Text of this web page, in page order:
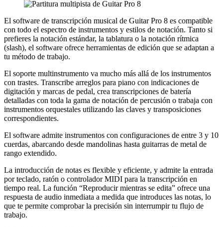
El software de transcripción musical de Guitar Pro 8 es compatible
con todo el espectro de instrumentos y estilos de notación. Tanto si
prefieres la notación estándar, la tablatura o la notación rítmica
(slash), el software ofrece herramientas de edición que se adaptan a
tu método de trabajo.
El soporte multinstrumento va mucho más allá de los instrumentos
con trastes. Transcribe arreglos para piano con indicaciones de
digitación y marcas de pedal, crea transcripciones de batería
detalladas con toda la gama de notación de percusión o trabaja con
instrumentos orquestales utilizando las claves y transposiciones
correspondientes.
El software admite instrumentos con configuraciones de entre 3 y 10
cuerdas, abarcando desde mandolinas hasta guitarras de metal de
rango extendido.
La introducción de notas es flexible y eficiente, y admite la entrada
por teclado, ratón o controlador MIDI para la transcripción en
tiempo real. La función “Reproducir mientras se edita” ofrece una
respuesta de audio inmediata a medida que introduces las notas, lo
que te permite comprobar la precisión sin interrumpir tu flujo de
trabajo.